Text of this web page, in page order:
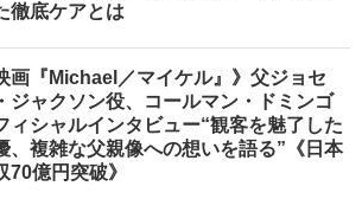
徹底ケアとは
画『Michael／マイケル』》父ジョセ
ジャクソン役、コールマン・ドミンゴ
ィシャルインタビュー“観客を魅了した
、複雑な父親像への想いを語る”《日本
70億円突破》